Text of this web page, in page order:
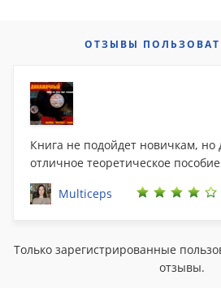
ОТЗЫВЫ
Книга не подойдет новичкам, но
отличное теоретическое
Multiceps
Только зарегистрированные
отзывы.